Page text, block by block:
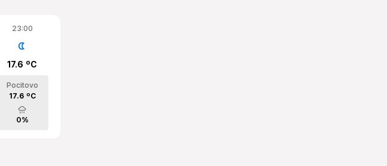
23:00
17.6 ºC
Pocitovo
17.6 ºC
0%